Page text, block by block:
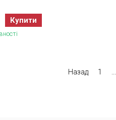
Купити
Назад 1 ...